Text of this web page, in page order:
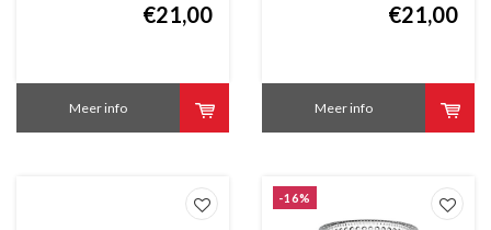
€21,00
Meer info
€21,00
Meer info
-16%